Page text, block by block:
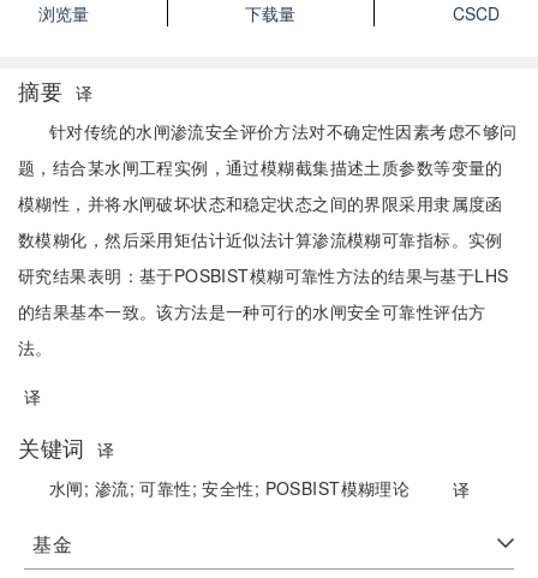
浏览量
下载量
CSCD
摘要 译
针对传统的水闸渗流安全评价方法对不确定性因素考虑不够问
题，结合某水闸工程实例，通过模糊截集描述土质参数等变量的
模糊性，并将水闸破坏状态和稳定状态之间的界限采用隶属度函
数模糊化，然后采用矩估计近似法计算渗流模糊可靠指标。实例
研究结果表明：基于POSBIST模糊可靠性方法的结果与基于LHS
的结果基本一致。该方法是一种可行的水闸安全可靠性评估方
法。
译
关键词
译
水闸; 渗流;可靠性;安全性; POSBIST模糊理论 译
基金